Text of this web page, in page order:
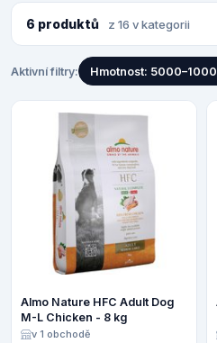
6 produktů z 16 v kategorii
Aktivní filtry: Hmotnost:
Almo Nature HFC Adult Dog
M-L Chicken - 8 kg
v 1 obchodě